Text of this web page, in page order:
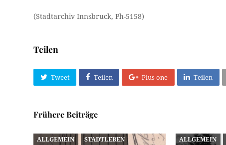
(Stadtarchiv Innsbruck, Ph-5158)
Teilen
Tweet Teilen Plus one Teilen
Frühere Beiträge
ALLGEMEIN STADTLEBEN ALLGEMEIN